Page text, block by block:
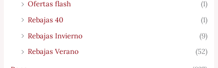
Ofertas flash
(1)
Rebajas 40
(1)
Rebajas Invierno
(9)
Rebajas Verano
(52)